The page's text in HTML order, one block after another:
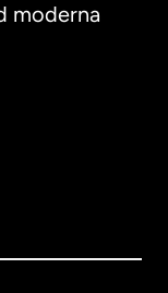
moderna